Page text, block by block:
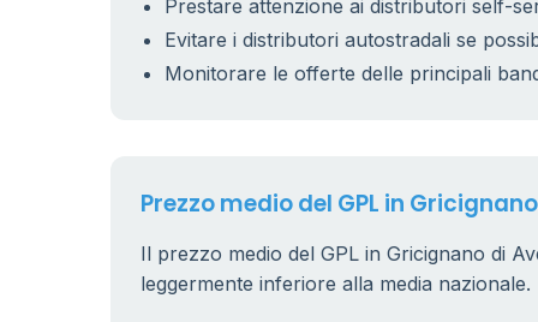
5
Prestare attenzione ai distributori self-
Evitare i distributori autostradali se
Monitorare le offerte delle principali
Prezzo medio del GPL in
Il prezzo medio del GPL in Gricignano di
leggermente inferiore alla media nazionale.